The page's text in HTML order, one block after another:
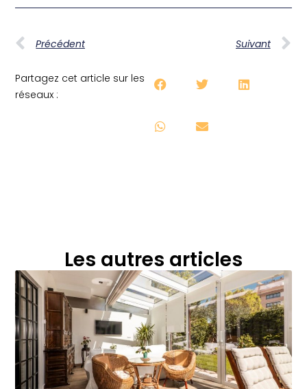
Précédent Suivant
Partagez cet article sur les
réseaux :
Les autres articles